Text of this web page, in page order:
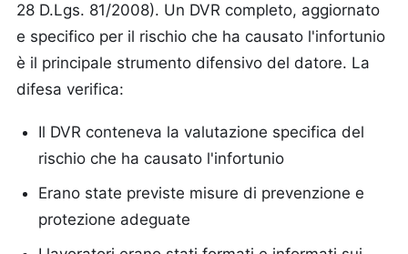
28 D.Lgs. 81/2008). Un DVR completo, aggiornato
e specifico per il rischio che ha causato l'infortunio
è il principale strumento difensivo del datore. La
difesa verifica:
Il DVR conteneva la valutazione specifica del
rischio che ha causato l'infortunio
Erano state previste misure di prevenzione e
protezione adeguate